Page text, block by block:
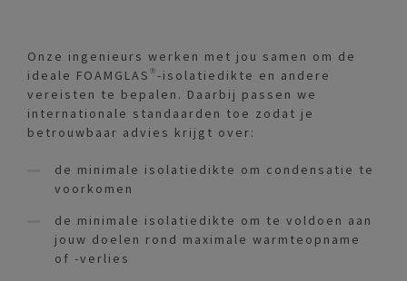
Onze ingenieurs werken met jou samen om de
ideale FOAMGLAS®-isolatiedikte en andere
vereisten te bepalen. Daarbij passen we
internationale standaarden toe zodat je
betrouwbaar advies krijgt over:
de minimale isolatiedikte om condensatie te
voorkomen
de minimale isolatiedikte om te voldoen aan
jouw doelen rond maximale warmteopname
of -verlies